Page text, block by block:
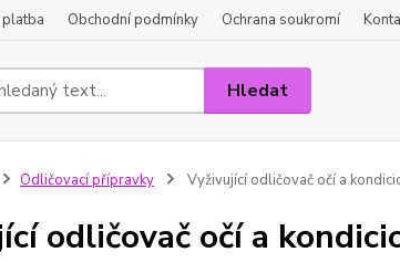
Obchodní podmínky Ochrana soukromí
Hledat
Odličovací přípravky Vyživující odličovač očí a
odličovač očí a